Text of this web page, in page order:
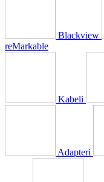
Blackview
reMarkable
Kabeli
Adapteri